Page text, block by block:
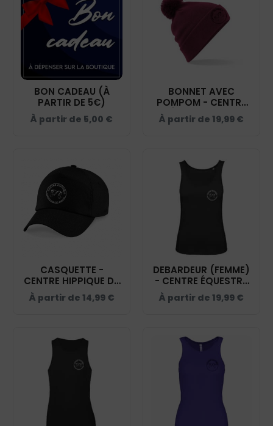
BON CADEAU (À
PARTIR DE 5€)
À partir de 5,00 €
BONNET AVEC
POMPOM - CENTRE
ÉQUESTRE DU
TERRITOIRE DE
À partir de 19,99 €
CASQUETTE -
CENTRE HIPPIQUE DU
TERRITOIRE DE
BELFORT - NOIR -
À partir de 14,99 €
DEBARDEUR (FEMME)
- CENTRE ÉQUESTRE
DU TERRITOIRE DE
BELFORT – NOIR -
À partir de 19,99 €